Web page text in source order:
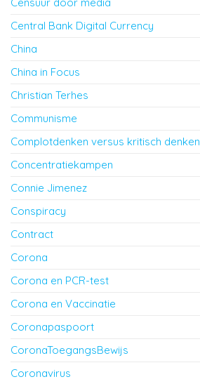
Central Bank Digital Currency
China
China in Focus
Christian Terhes
Communisme
Complotdenken versus kritisch denken
Concentratiekampen
Connie Jimenez
Conspiracy
Contract
Corona
Corona en PCR-test
Corona en Vaccinatie
Coronapaspoort
CoronaToegangsBewijs
Coronavirus